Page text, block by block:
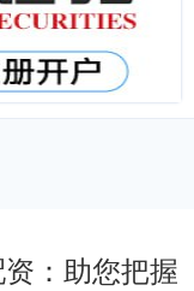
：助您把握